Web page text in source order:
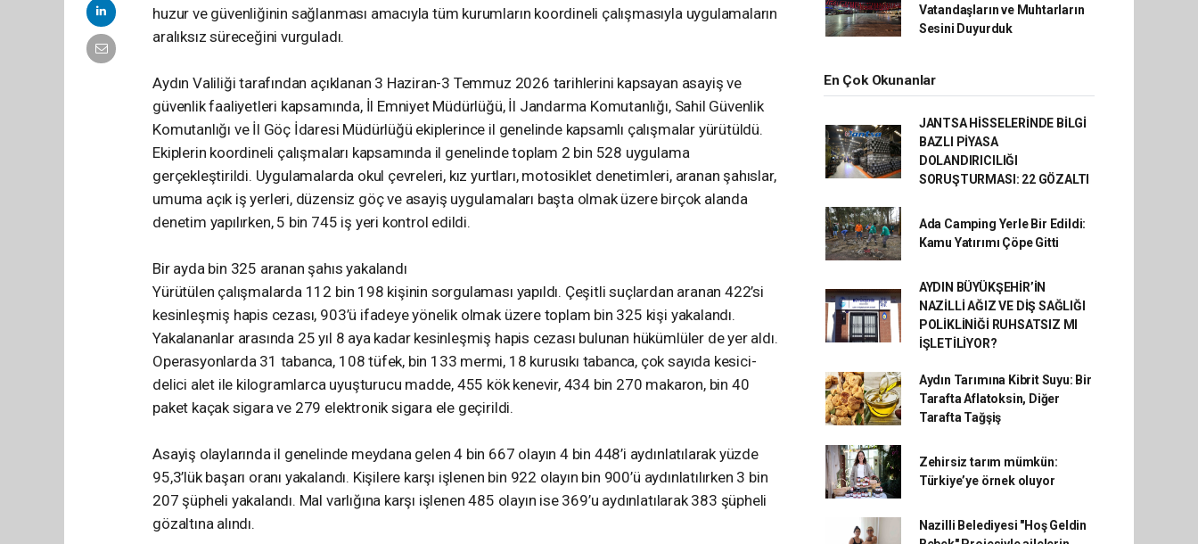
huzur ve güvenliğinin sağlanması amacıyla tüm kurumların koordineli çalışmasıyla uygulamaların
aralıksız süreceğini vurguladı.
Aydın Valiliği tarafından açıklanan 3 Haziran-3 Temmuz 2026 tarihlerini kapsayan asayiş ve
güvenlik faaliyetleri kapsamında, İl Emniyet Müdürlüğü, İl Jandarma Komutanlığı, Sahil Güvenlik
Komutanlığı ve İl Göç İdaresi Müdürlüğü ekiplerince il genelinde kapsamlı çalışmalar yürütüldü.
Ekiplerin koordineli çalışmaları kapsamında il genelinde toplam 2 bin 528 uygulama
gerçekleştirildi. Uygulamalarda okul çevreleri, kız yurtları, motosiklet denetimleri, aranan şahıslar,
umuma açık iş yerleri, düzensiz göç ve asayiş uygulamaları başta olmak üzere birçok alanda
denetim yapılırken, 5 bin 745 iş yeri kontrol edildi.
Bir ayda bin 325 aranan şahıs yakalandı
Yürütülen çalışmalarda 112 bin 198 kişinin sorgulaması yapıldı. Çeşitli suçlardan aranan 422’si
kesinleşmiş hapis cezası, 903’ü ifadeye yönelik olmak üzere toplam bin 325 kişi yakalandı.
Yakalananlar arasında 25 yıl 8 aya kadar kesinleşmiş hapis cezası bulunan hükümlüler de yer aldı.
Operasyonlarda 31 tabanca, 108 tüfek, bin 133 mermi, 18 kurusıkı tabanca, çok sayıda kesici-
delici alet ile kilogramlarca uyuşturucu madde, 455 kök kenevir, 434 bin 270 makaron, bin 40
paket kaçak sigara ve 279 elektronik sigara ele geçirildi.
Asayiş olaylarında il genelinde meydana gelen 4 bin 667 olayın 4 bin 448’i aydınlatılarak yüzde
95,3’lük başarı oranı yakalandı. Kişilere karşı işlenen bin 922 olayın bin 900’ü aydınlatılırken 3 bin
207 şüpheli yakalandı. Mal varlığına karşı işlenen 485 olayın ise 369’u aydınlatılarak 383 şüpheli
gözaltına alındı.
Vatandaşların ve Muhtarların
Sesini Duyurduk
En Çok Okunanlar
JANTSA HİSSELERİNDE BİLGİ
BAZLI PİYASA
DOLANDIRICILIĞI
SORUŞTURMASI: 22 GÖZALTI
Ada Camping Yerle Bir Edildi:
Kamu Yatırımı Çöpe Gitti
AYDIN BÜYÜKŞEHİR’İN
NAZİLLİ AĞIZ VE DİŞ SAĞLIĞI
POLİKLİNİĞİ RUHSATSIZ MI
İŞLETİLİYOR?
Aydın Tarımına Kibrit Suyu: Bir
Tarafta Aflatoksin, Diğer
Tarafta Tağşiş
Zehirsiz tarım mümkün:
Türkiye’ye örnek oluyor
Nazilli Belediyesi "Hoş Geldin